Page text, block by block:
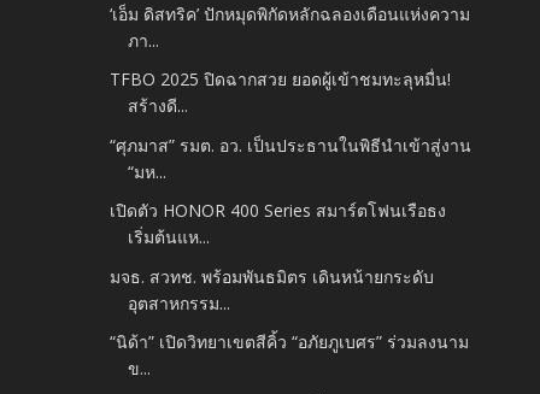
‘เอ็ม ดิสทริค’ ปักหมุดพิกัดหลักฉลองเดือนแห่งความ
ภา...
TFBO 2025 ปิดฉากสวย ยอดผู้เข้าชมทะลุหมื่น!
สร้างดี...
“ศุภมาส” รมต. อว. เป็นประธานในพิธีนำเข้าสู่งาน
“มห...
เปิดตัว HONOR 400 Series สมาร์ตโฟนเรือธง
เริ่มต้นแห...
มจธ. สวทช. พร้อมพันธมิตร เดินหน้ายกระดับ
อุตสาหกรรม...
“นิด้า” เปิดวิทยาเขตสีคิ้ว “อภัยภูเบศร” ร่วมลงนาม
ข...